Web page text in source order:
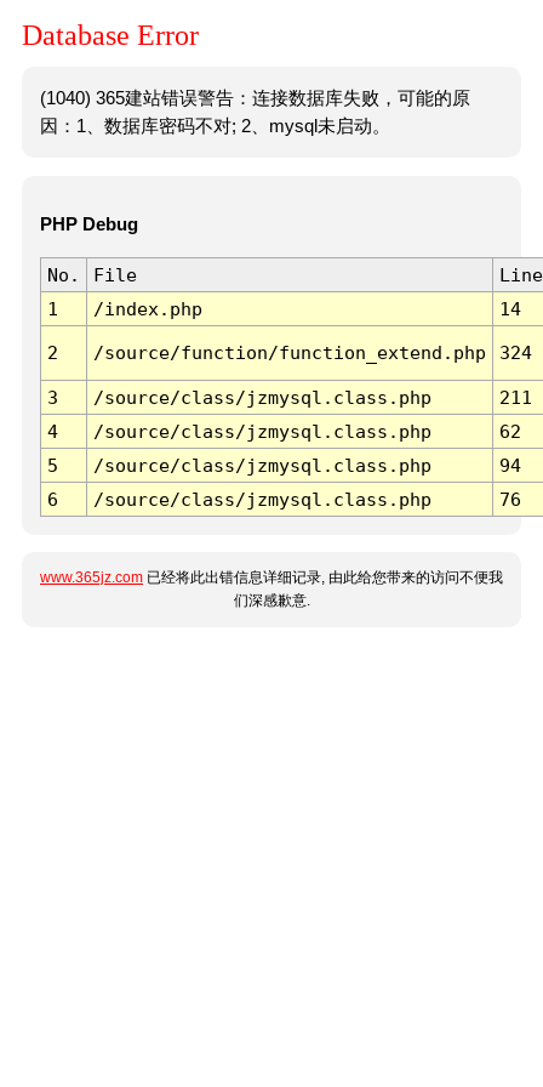
Database Error
(1040) 365建站错误警告：连接数据库失败，可能的原
因：1、数据库密码不对; 2、mysql未启动。
PHP Debug
No. File
Line
1
/index.php 14
2 /source/function/function_extend.php 324
3 /source/class/jzmysql.class.php
211
4
/source/class/jzmysql.class.php
62
5
/source/class/jzmysql.class.php
94
6
/source/class/jzmysql.class.php 76
www.365jz.com 已经将此出错信息详细记录, 由此给您带来的访问不便我
们深感歉意.